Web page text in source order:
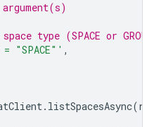
type (SPACE or
"SPACE"' ,
. listSpacesAsync(